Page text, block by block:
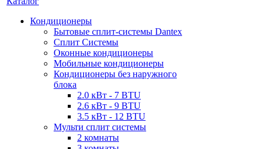
Кондиционеры
Бытовые сплит-системы Dantex
Сплит Системы
Оконные кондиционеры
Мобильные кондиционеры
Кондиционеры без наружного
блока
2.0 кВт - 7 BTU
2.6 кВт - 9 BTU
3.5 кВт - 12 BTU
Мульти сплит системы
2 комнаты